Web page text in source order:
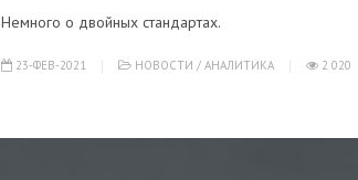
Немного о двойных стандартах.
23-ФЕВ-2021 НОВОСТИ / АНАЛИТИКА 2 020